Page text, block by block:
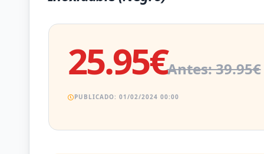
25.95€Antes: 39.95€
PUBLICADO: 01/02/2024 00:00